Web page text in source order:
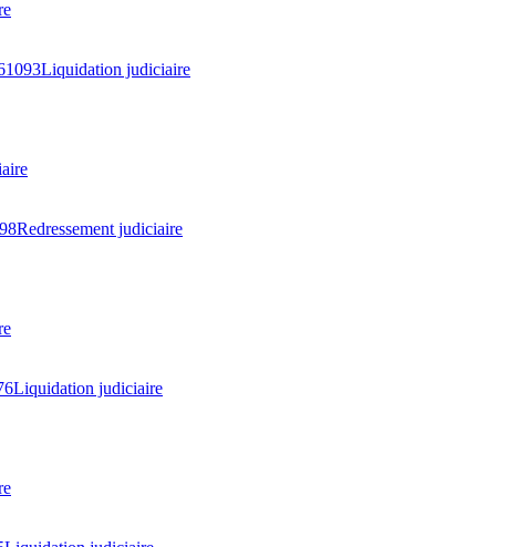
Liquidation judiciaire
Redressement judiciaire
Liquidation judiciaire